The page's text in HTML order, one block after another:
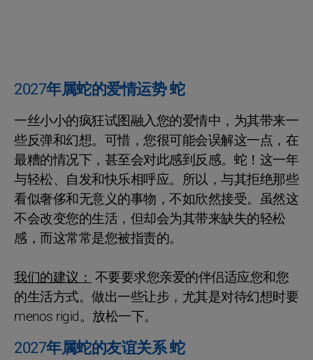
2027年属蛇的爱情运势 蛇
一丝小小的疯狂试图融入您的爱情中，为其带来一
些反弹和幻想。可惜，您很可能会误解这一点，在
最糟的情况下，甚至会对此感到反感。蛇！这一年
与轻松、自发和快乐相呼应。所以，与其拒绝那些
看似奢侈和无意义的事物，不如欣然接受。虽然这
不会改变您的生活，但却会为其带来缺失的轻松
感，而这常常是您被指责的。
我们的建议：不要要求您亲爱的伴侣适应您和您
的生活方式。做出一些让步，尤其是对待幻想时要
menos rigid。放松一下。
2027年属蛇的友谊关系 蛇